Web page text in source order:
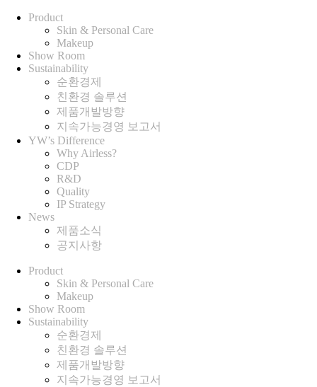
Product
Skin & Personal Care
Makeup
Show Room
Sustainability
순환경제
친환경 솔루션
제품개발방향
지속가능경영 보고서
YW’s Difference
Why Airless?
CDP
R&D
Quality
IP Strategy
News
제품소식
공지사항
Product
Skin & Personal Care
Makeup
Show Room
Sustainability
순환경제
친환경 솔루션
제품개발방향
지속가능경영 보고서